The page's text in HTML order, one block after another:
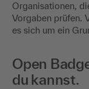
Organisationen,
Vorgaben prüfen.
es sich um ein
Open
du kannst.